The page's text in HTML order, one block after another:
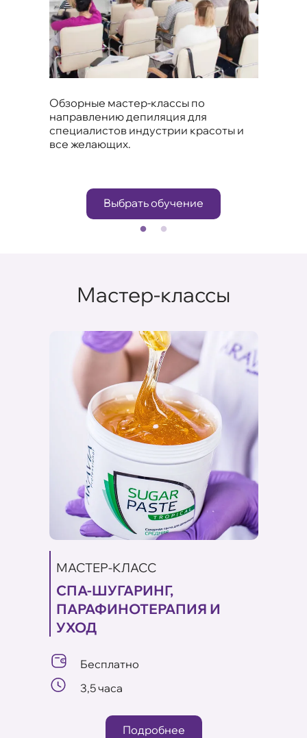
Обзорные мастер-классы по
направлению депиляция для
специалистов индустрии красоты и
все желающих.
Выбрать обучение
Мастер-классы
МАСТЕР-КЛАСС
СПА-ШУГАРИНГ,
ПАРАФИНОТЕРАПИЯ И
УХОД
Бесплатно
3,5 часа
Подробнее